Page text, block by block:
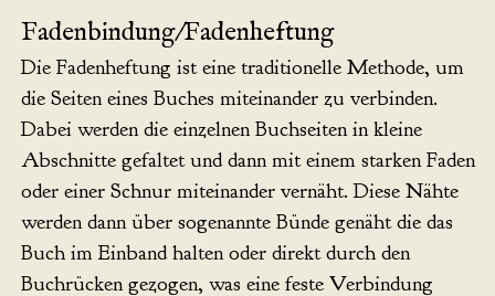
Fadenbindung/Fadenheftung
Die Fadenheftung ist eine traditionelle Methode, um
die Seiten eines Buches miteinander zu verbinden.
Dabei werden die einzelnen Buchseiten in kleine
Abschnitte gefaltet und dann mit einem starken Faden
oder einer Schnur miteinander vernäht. Diese Nähte
werden dann über sogenannte Bünde genäht die das
Buch im Einband halten oder direkt durch den
Buchrücken gezogen, was eine feste Verbindung